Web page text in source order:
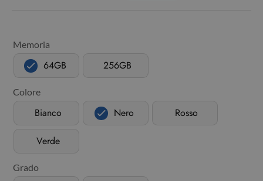
Memoria
64GB 256GB
Colore
Bianco Nero Rosso
Verde
Grado